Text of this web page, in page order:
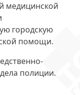
медицинской
городскую
помощи.
полиции.